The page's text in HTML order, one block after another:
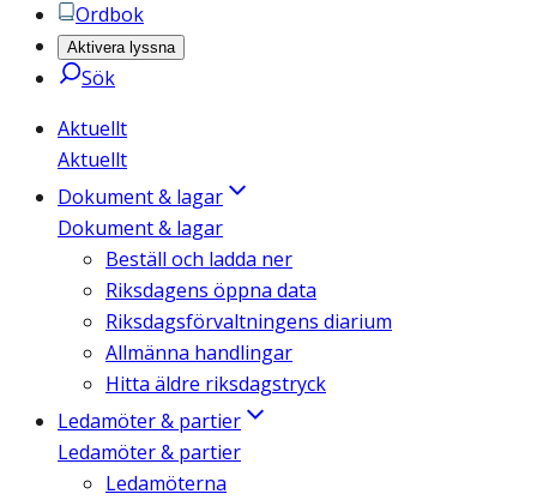
Ordbok
Aktivera lyssna
Sök
Aktuellt
Aktuellt
Dokument & lagar
Dokument & lagar
Beställ och ladda ner
Riksdagens öppna data
Riksdagsförvaltningens diarium
Allmänna handlingar
Hitta äldre riksdagstryck
Ledamöter & partier
Ledamöter & partier
Ledamöterna